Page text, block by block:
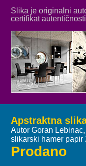
Slika je originalni
certifikat
Apstraktna
Autor Goran
slikarski hamer papir
Prodano